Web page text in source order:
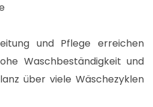
und Pflege erreichen
Waschbeständigkeit und
über viele Wäschezyklen